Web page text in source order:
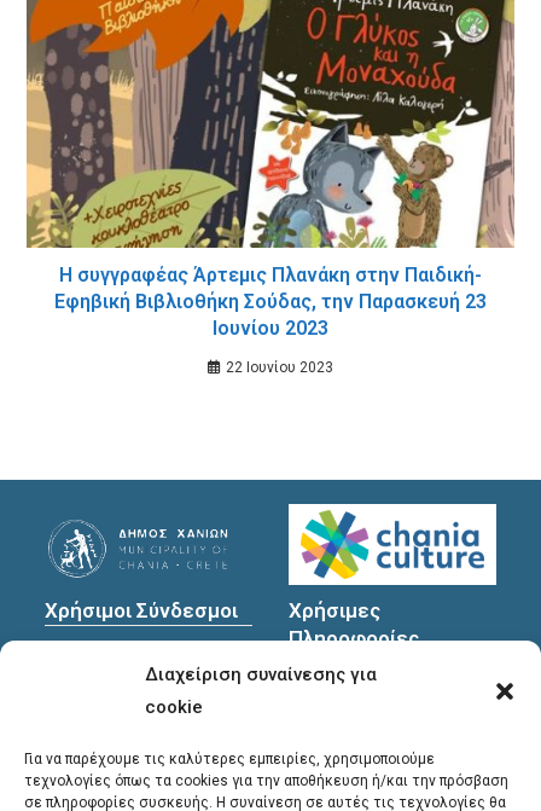
Διαχείριση συναίνεσης για
cookie
Για να παρέχουμε τις καλύτερες εμπειρίες, χρησιμοποιούμε
τεχνολογίες όπως τα cookies για την αποθήκευση ή/και την πρόσβαση
σε πληροφορίες συσκευής. Η συναίνεση σε αυτές τις τεχνολογίες θα
Η συγγραφέας Άρτεμις Πλανάκη στην Παιδική-
Εφηβική Βιβλιοθήκη Σούδας, την Παρασκευή 23
Ιουνίου 2023
22 Ιουνίου 2023
Χρήσιμοι Σύνδεσμοι
Προσωπικών
Χρήσιμες
Πληροφορίες
Διεύθυνση
Χανιά, 731 35
Τηλέφωνα